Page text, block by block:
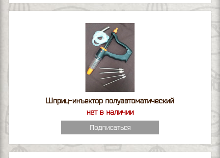
Шприц-инъектор полуавтоматический
нет в наличии
Подписаться